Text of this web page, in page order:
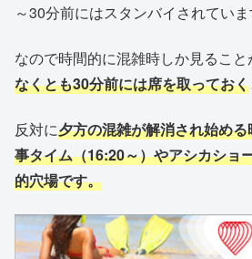
～30分前にはスタンバイされていま
なので時間的に混雑時しか見ること
なくとも30分前には席を取っておく
反対に夕方の混雑が解消され始め
事タイム（16:20～）やアシカショ
的穴場です。